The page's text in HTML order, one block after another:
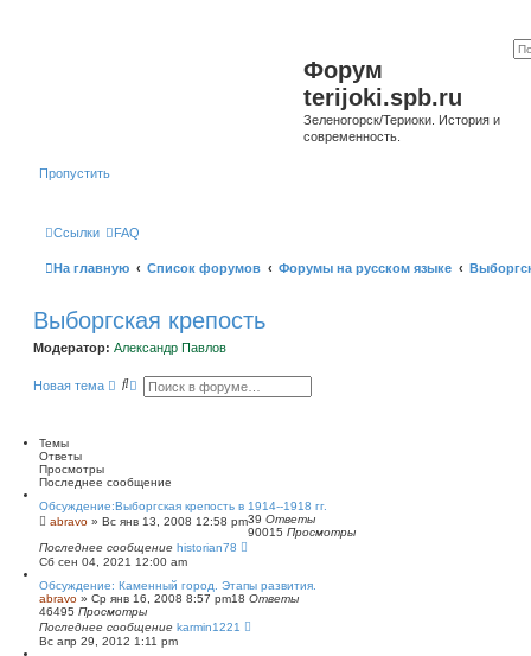
Форум
terijoki.spb.ru
Зеленогорск/Териоки. История и
современность.
Пропустить
Ссылки FAQ
На главную Список форумов Форумы на русском языке
Выборгская крепость
Модератор: Александр Павлов
Новая тема
П Р
н
ы
й
о
и
с
к
Темы
Ответы
Просмотры
Последнее сообщение
Обсуждение:Выборгская крепость в 1914--1918 гг.
abravo » Вс янв 13, 2008 12:58 pm39 Ответы
90015 Просмотры
Последнее сообщение historian78
Сб сен 04, 2021 12:00 am
Обсуждение: Каменный город. Этапы развития.
abravo » Ср янв 16, 2008 8:57 pm18 Ответы
46495 Просмотры
Последнее сообщение karmin1221
Вс апр 29, 2012 1:11 pm